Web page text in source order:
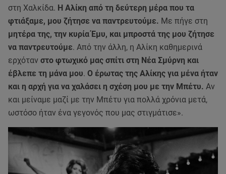
στη Χαλκίδα. Η Αλίκη από τη δεύτερη μέρα που τα
φτιάξαμε, μου ζήτησε να παντρευτούμε. Με πήγε στη
μητέρα της, την κυρία Έμυ, και μπροστά της μου ζήτησε
να παντρευτούμε. Από την άλλη, η Αλίκη καθημερινά
ερχόταν στο φτωχικό μας σπίτι στη Νέα Σμύρνη και
έβλεπε τη μάνα μου. Ο έρωτας της Αλίκης για μένα ήταν
και η αρχή για να χαλάσει η σχέση μου με την Μπέτυ. Αν
και μείναμε μαζί με την Μπέτυ για πολλά χρόνια μετά,
ωστόσο ήταν ένα γεγονός που μας στιγμάτισε».